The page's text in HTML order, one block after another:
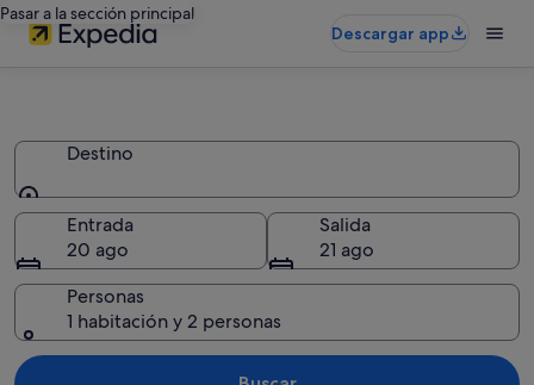
Pasar a la sección principal
Descargar app
Destino
Destino
Entrada
20 ago
Salida
21 ago
Personas
1 habitación y 2 personas